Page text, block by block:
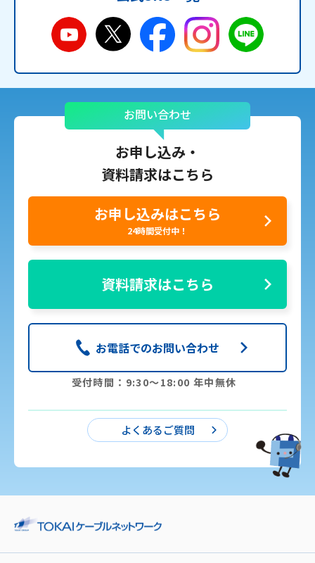
お問い合わせ
お申し込み・
資料請求はこちら
お申し込みはこちら
24時間受付中！
資料請求はこちら
お電話でのお問い合わせ
受付時間：9:30〜18:00 年中無休
よくあるご質問